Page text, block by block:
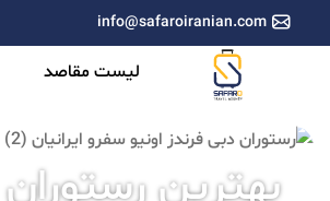
info@safaroiranian.com
لیست مقاصد